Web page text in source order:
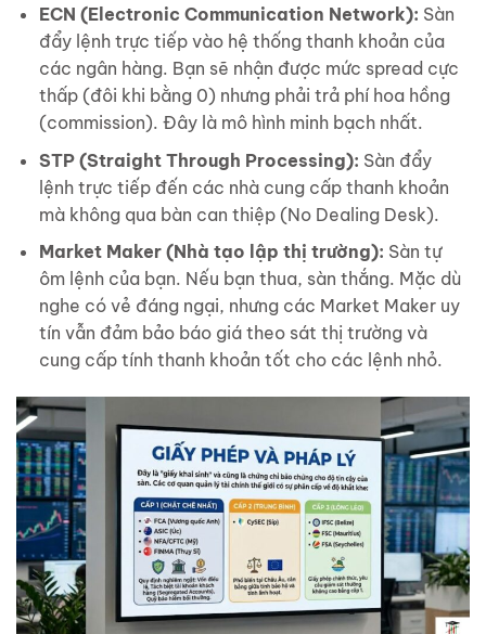
ECN (Electronic Communication Network): Sàn
đẩy lệnh trực tiếp vào hệ thống thanh khoản của
các ngân hàng. Bạn sẽ nhận được mức spread cực
thấp (đôi khi bằng 0) nhưng phải trả phí hoa hồng
(commission). Đây là mô hình minh bạch nhất.
STP (Straight Through Processing): Sàn đẩy
lệnh trực tiếp đến các nhà cung cấp thanh khoản
mà không qua bàn can thiệp (No Dealing Desk).
Market Maker (Nhà tạo lập thị trường): Sàn tự
ôm lệnh của bạn. Nếu bạn thua, sàn thắng. Mặc dù
nghe có vẻ đáng ngại, nhưng các Market Maker uy
tín vẫn đảm bảo báo giá theo sát thị trường và
cung cấp tính thanh khoản tốt cho các lệnh nhỏ.